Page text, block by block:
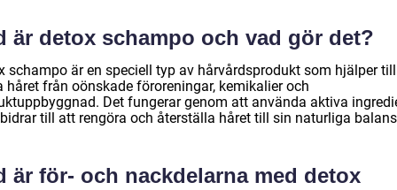
är detox schampo och vad gör det?
schampo är en speciell typ av hårvårdsprodukt som hjälper
håret från oönskade föroreningar, kemikalier och
Det fungerar genom att använda aktiva
till att rengöra och återställa håret till sin naturliga
är för- och nackdelarna med detox